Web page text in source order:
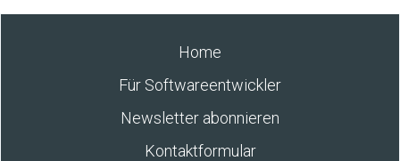
Home
Für Softwareentwickler
Newsletter abonnieren
Kontaktformular